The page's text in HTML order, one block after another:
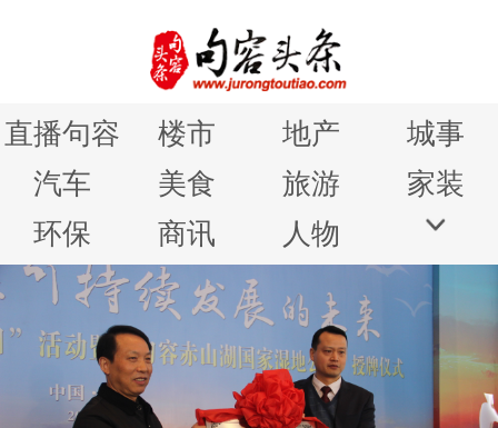
直播句容 楼市 地产
城事
汽车
美食 旅游
家装
环保
商讯 人物